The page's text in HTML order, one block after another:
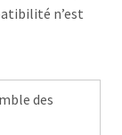
n’est
des